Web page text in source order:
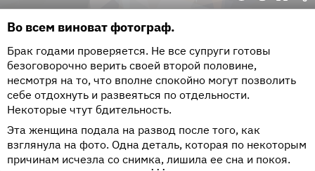
Во всем виноват фотограф.
Брак годами проверяется. Не все супруги готовы
безоговорочно верить своей второй половине,
несмотря на то, что вполне спокойно могут позволить
себе отдохнуть и развеяться по отдельности.
Некоторые чтут бдительность.
Эта женщина подала на развод после того, как
взглянула на фото. Одна деталь, которая по некоторым
причинам исчезла со снимка, лишила ее сна и покоя.
•••